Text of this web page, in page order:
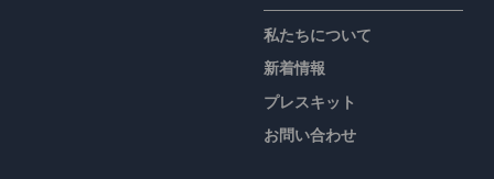
私たちについて
新着情報
プレスキット
お問い合わせ